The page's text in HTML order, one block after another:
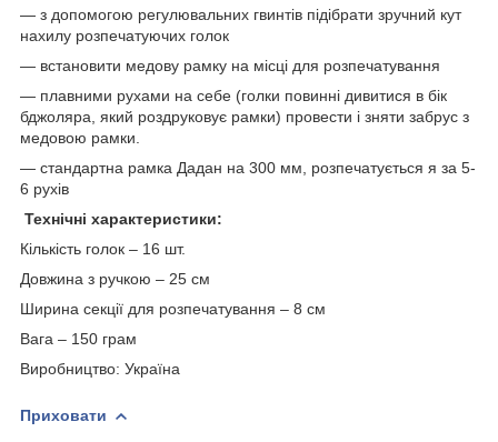
— з допомогою регулювальних гвинтів підібрати зручний кут
нахилу розпечатуючих голок
— встановити медову рамку на місці для розпечатування
— плавними рухами на себе (голки повинні дивитися в бік
бджоляра, який роздруковує рамки) провести і зняти забрус з
медовою рамки.
— стандартна рамка Дадан на 300 мм, розпечатується я за 5-
6 рухів
Технічні характеристики:
Кількість голок – 16 шт.
Довжина з ручкою – 25 см
Ширина секції для розпечатування – 8 см
Вага – 150 грам
Виробництво: Україна
Приховати